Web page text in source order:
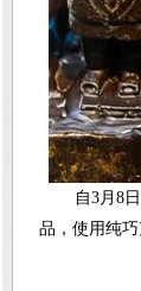
自3月8
品，使用纯